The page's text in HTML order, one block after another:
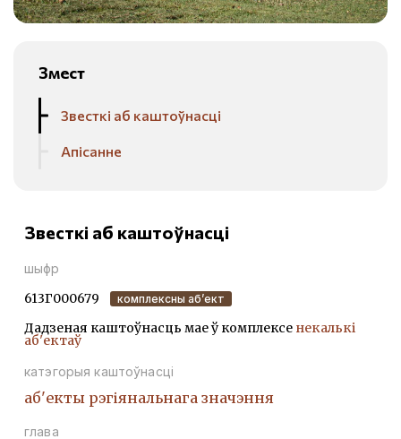
Змест
Звесткі аб каштоўнасці
Апісанне
Звесткі аб каштоўнасці
шыфр
613Г000679 комплексны аб’ект
Дадзеная каштоўнасць мае ў комплексе некалькі
аб'ектаў
катэгорыя каштоўнасці
аб'екты рэгіянальнага значэння
глава